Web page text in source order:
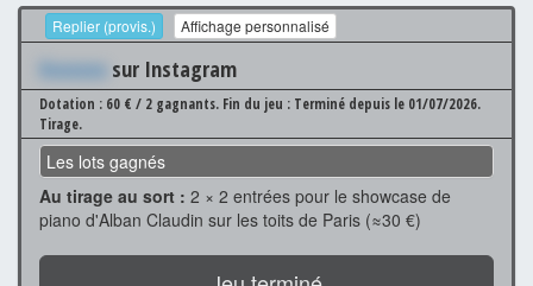
Replier (provis.) Affichage personnalisé
Xxxxxxx sur Instagram
Dotation : 60 € / 2 gagnants. Fin du jeu : Terminé depuis le 01/07/2026.
Tirage.
Les lots gagnés
Au tirage au sort : 2 × 2 entrées pour le showcase de
piano d'Alban Claudin sur les toits de Paris (≈30 €)